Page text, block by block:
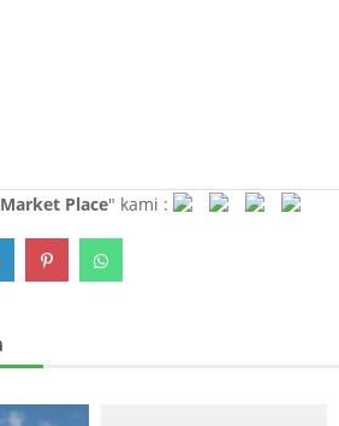
Market Place" kami :